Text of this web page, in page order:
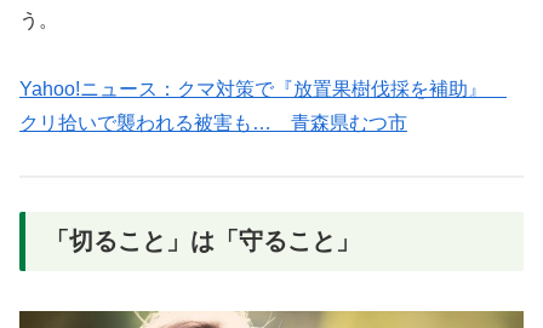
う。
Yahoo!ニュース：クマ対策で『放置果樹伐採を補助』
クリ拾いで襲われる被害も… 青森県むつ市
「切ること」は「守ること」